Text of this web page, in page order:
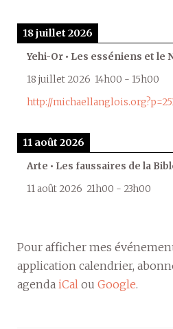
18 juillet 2026
Yehi-Or • Les esséniens et le
18 juillet 2026 14h00 - 15h00
http://
11 août 2026
Arte • Les faussaires de la
11 août 2026 21h00 - 23h00
Pour afficher mes
application calendrier,
agenda iCal ou Google.